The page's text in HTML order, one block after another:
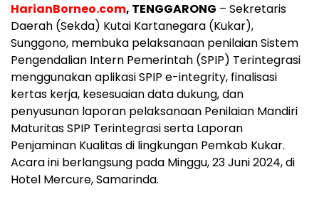
HarianBorneo.com, TENGGARONG – Sekretaris
Daerah (Sekda) Kutai Kartanegara (Kukar),
Sunggono, membuka pelaksanaan penilaian Sistem
Pengendalian Intern Pemerintah (SPIP) Terintegrasi
menggunakan aplikasi SPIP e-integrity, finalisasi
kertas kerja, kesesuaian data dukung, dan
penyusunan laporan pelaksanaan Penilaian Mandiri
Maturitas SPIP Terintegrasi serta Laporan
Penjaminan Kualitas di lingkungan Pemkab Kukar.
Acara ini berlangsung pada Minggu, 23 Juni 2024, di
Hotel Mercure, Samarinda.